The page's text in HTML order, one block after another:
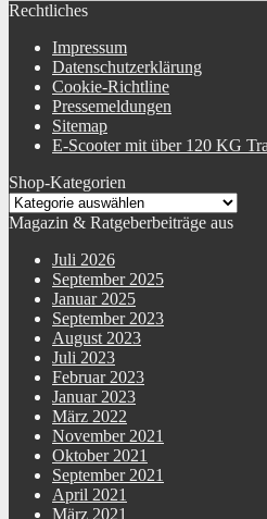
Rechtliches
Impressum
Datenschutzerklärung
Cookie-Richtline
Pressemeldungen
Sitemap
E-Scooter mit über 120 KG
Shop-Kategorien
Magazin & Ratgeberbeiträge aus
Juli 2026
September 2025
Januar 2025
September 2023
August 2023
Juli 2023
Februar 2023
Januar 2023
März 2022
November 2021
Oktober 2021
September 2021
April 2021
März 2021